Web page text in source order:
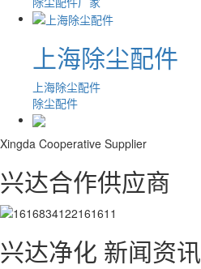
上海除尘配件
上海除尘配件
除尘配件
Xingda Cooperative Supplier
兴达合作供应商
兴达净化 新闻资讯